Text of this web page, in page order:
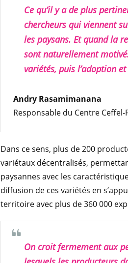
Ce qu’il y a de plus
chercheurs qui viennent
les paysans. Et quand la
sont naturellement
variétés, puis l’adoption
Andry Rasamimanana
Responsable du Centre Ceffel-
Dans ce sens, plus de 200
variétaux décentralisés,
paysannes avec les
diffusion de ces variétés en
territoire avec plus de 360 000
On croit fermement aux